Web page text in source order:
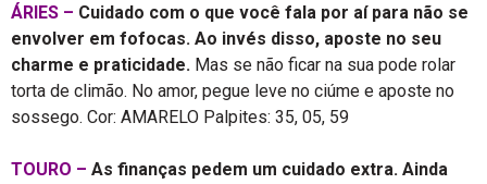
ÁRIES – Cuidado com o que você fala por aí para não se
envolver em fofocas. Ao invés disso, aposte no seu
charme e praticidade. Mas se não ficar na sua pode rolar
torta de climão. No amor, pegue leve no ciúme e aposte no
sossego. Cor: AMARELO Palpites: 35, 05, 59
TOURO – As finanças pedem um cuidado extra. Ainda